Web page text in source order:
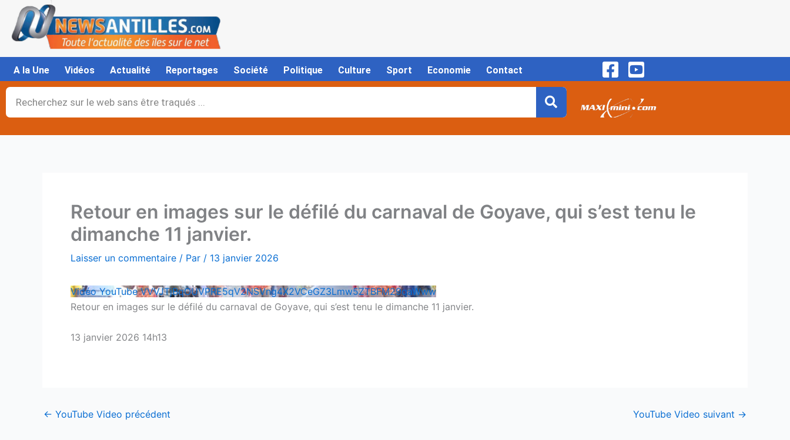
contenu
A la Une Vidéos Actualité Reportages Société Politique Culture Sport Economie Contact
Rechercher
Retour en images sur le défilé du carnaval de Goyave, qui s’est tenu le
dimanche 11 janvier.
Laisser un commentaire / Par / 13 janvier 2026
Vidéo YouTube VVVJTjBqOUVPRE5qV2NSVng4X2VCeGZ3Lmw5ZTBFM29qaWww
Retour en images sur le défilé du carnaval de Goyave, qui s’est tenu le dimanche 11 janvier.
13 janvier 2026 14h13
← YouTube Video précédent YouTube Video suivant →